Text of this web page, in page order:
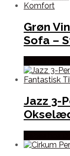
Grøn
Sofa –
Jazz 3-